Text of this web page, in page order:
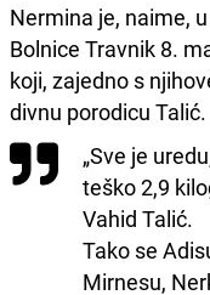
Nermina je, naime,
Bolnice Travnik 8.
koji, zajedno s
divnu porodicu Talić.
„Sve je
teško 2,9
Vahid Talić.
Tako se
Mirnesu,